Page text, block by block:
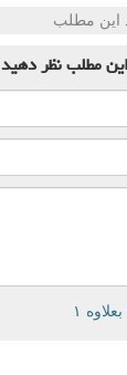
این مطلب
مطلبنظر دهید